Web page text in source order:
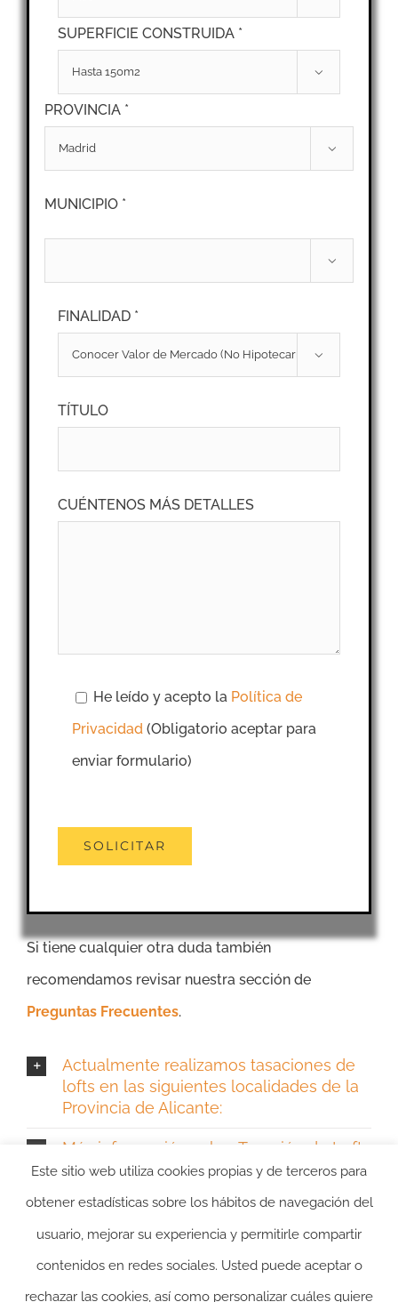
SUPERFICIE CONSTRUIDA *

PROVINCIA *

MUNICIPIO *

FINALIDAD *

TÍTULO
CUÉNTENOS MÁS DETALLES
He leído y acepto la Política de
Privacidad (Obligatorio aceptar para
enviar formulario)
Si tiene cualquier otra duda también
recomendamos revisar nuestra sección de
Preguntas Frecuentes.
Actualmente realizamos tasaciones de
lofts en las siguientes localidades de la
Provincia de Alicante:
Más información sobre Tasación de Lofts
en Alicante
Este sitio web utiliza cookies propias y de terceros para
obtener estadísticas sobre los hábitos de navegación del
usuario, mejorar su experiencia y permitirle compartir
contenidos en redes sociales. Usted puede aceptar o
rechazar las cookies, así como personalizar cuáles quiere